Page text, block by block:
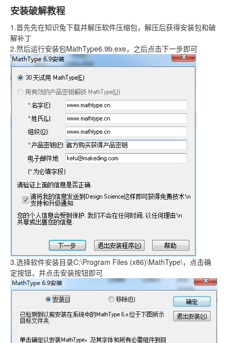
安装破解教程
1.首先先在知识兔下载并解压软件压缩包，解压后获得安装包和破
解补丁
2.然后运行安装包MathType6.9b.exe，之后点击下一步即可
3.选择软件安装目录C:\Program Files (x86)\MathType\，点击确
定按钮，并点击安装按钮即可